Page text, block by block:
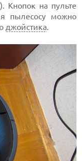
Кнопок на пульте
пылесосу можно
джойстика.